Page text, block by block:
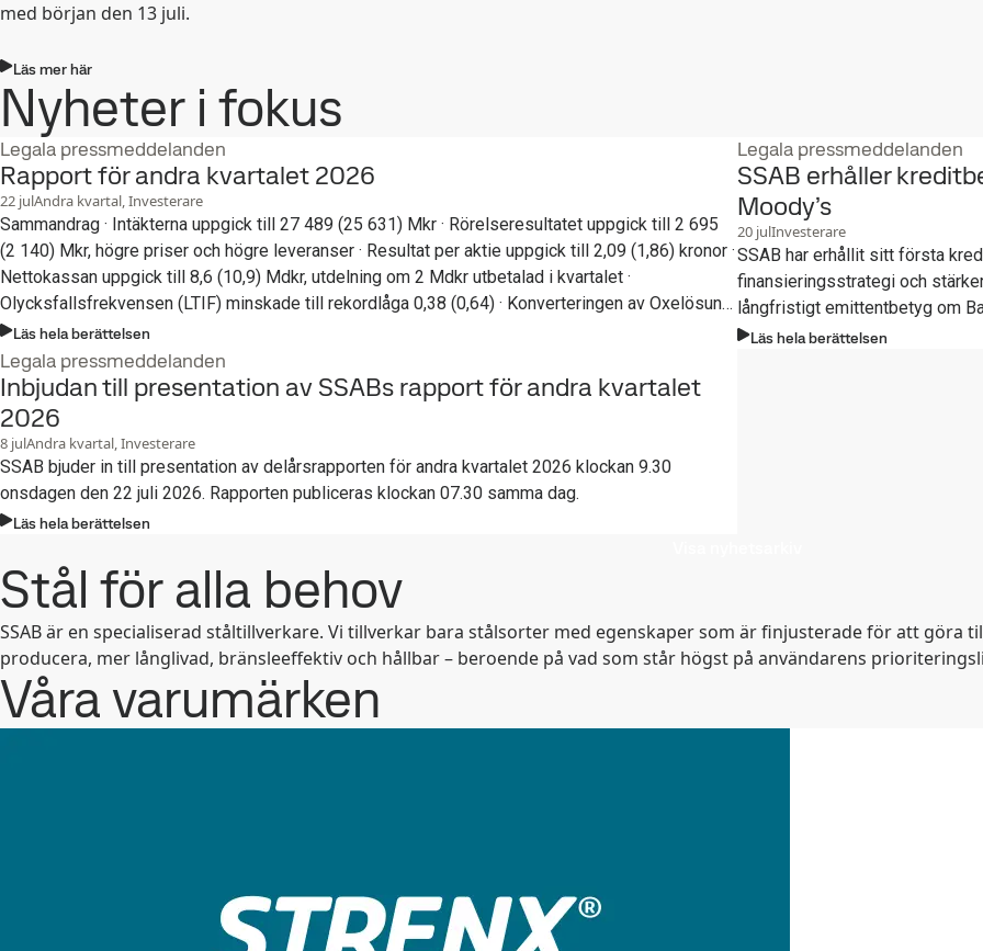
med början den 13 juli.
Läs mer här
Nyheter i fokus
Legala pressmeddelanden
Rapport för andra kvartalet 2026
22 julAndra kvartal, Investerare
Sammandrag · Intäkterna uppgick till 27 489 (25 631) Mkr · Rörelseresultatet uppgick till 2 695
(2 140) Mkr, högre priser och högre leveranser · Resultat per aktie uppgick till 2,09 (1,86) kronor ·
Nettokassan uppgick till 8,6 (10,9) Mdkr, utdelning om 2 Mdkr utbetalad i kvartalet ·
Olycksfallsfrekvensen (LTIF) minskade till rekordlåga 0,38 (0,64) · Konverteringen av Oxelösund
fortskrider, produktionsstart planeras i andra kvartalet 2027 · Markarbetena i Luleå fortsätter
efter tillfälliga uppehåll och projektet ligger enligt plan för produktionsstart sent 2029 ·
Investeringar för ökad kapacitet inom SSAB Special Steels kommunicerades under kvartalet
Läs hela berättelsen
Legala pressmeddelanden
SSAB erhåller
Moody’s
20 julInvesterare
SSAB har erhållit sitt första
finansieringsstrategi och
långfristigt emittentbetyg om
Läs hela berättelsen
Legala pressmeddelanden
Inbjudan till presentation av SSABs rapport för andra kvartalet
2026
8 julAndra kvartal, Investerare
SSAB bjuder in till presentation av delårsrapporten för andra kvartalet 2026 klockan 9.30
onsdagen den 22 juli 2026. Rapporten publiceras klockan 07.30 samma dag.
Läs hela berättelsen
Stål för alla behov
SSAB är en specialiserad ståltillverkare. Vi tillverkar bara stålsorter med egenskaper som är finjusterade för att göra
producera, mer långlivad, bränsleeffektiv och hållbar – beroende på vad som står högst på användarens
Våra varumärken